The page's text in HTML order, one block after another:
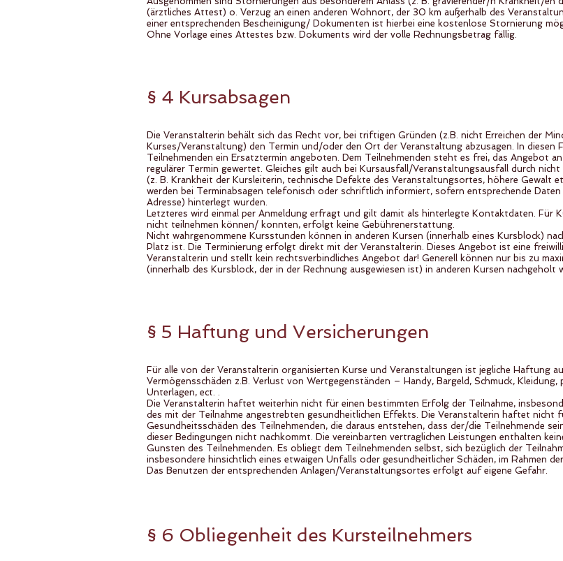
(ärztliches Attest) o. Verzug an einen anderen Wohnort, der 30 km außerhalb des
einer entsprechenden Bescheinigung/ Dokumenten ist hierbei eine kostenlose Stornierung
Ohne Vorlage eines Attestes bzw. Dokuments wird der volle Rechnungsbetrag fällig.
§ 4 Kursabsagen
Die Veranstalterin behält sich das Recht vor, bei triftigen Gründen (z.B. nicht Erreichen der
Kurses/Veranstaltung) den Termin und/oder den Ort der Veranstaltung abzusagen. In diesen
Teilnehmenden ein Ersatztermin angeboten. Dem Teilnehmenden steht es frei, das Angebot
regulärer Termin gewertet. Gleiches gilt auch bei Kursausfall/Veranstaltungsausfall durch nicht
(z. B. Krankheit der Kursleiterin, technische Defekte des Veranstaltungsortes, höhere Gewalt
werden bei Terminabsagen telefonisch oder schriftlich informiert, sofern entsprechende
Adresse) hinterlegt wurden.
Letzteres wird einmal per Anmeldung erfragt und gilt damit als hinterlegte Kontaktdaten. Für
nicht teilnehmen können/ konnten, erfolgt keine Gebührenerstattung.
Nicht wahrgenommene Kursstunden können in anderen Kursen (innerhalb eines Kursblock)
Platz ist. Die Terminierung erfolgt direkt mit der Veranstalterin. Dieses Angebot ist eine
Veranstalterin und stellt kein rechtsverbindliches Angebot dar! Generell können nur bis zu
(innerhalb des Kursblock, der in der Rechnung ausgewiesen ist) in anderen Kursen nachgeholt
§ 5 Haftung und Versicherungen
Für alle von der Veranstalterin organisierten Kurse und Veranstaltungen ist jegliche Haftung
Vermögensschäden z.B. Verlust von Wertgegenständen – Handy, Bargeld, Schmuck, Kleidung,
Unterlagen, ect. .
Die Veranstalterin haftet weiterhin nicht für einen bestimmten Erfolg der Teilnahme,
des mit der Teilnahme angestrebten gesundheitlichen Effekts. Die Veranstalterin haftet nicht
Gesundheitsschäden des Teilnehmenden, die daraus entstehen, dass der/die Teilnehmende
dieser Bedingungen nicht nachkommt. Die vereinbarten vertraglichen Leistungen enthalten
Gunsten des Teilnehmenden. Es obliegt dem Teilnehmenden selbst, sich bezüglich der
insbesondere hinsichtlich eines etwaigen Unfalls oder gesundheitlicher Schäden, im Rahmen
Das Benutzen der entsprechenden Anlagen/Veranstaltungsortes erfolgt auf eigene Gefahr.
§ 6 Obliegenheit des Kursteilnehmers